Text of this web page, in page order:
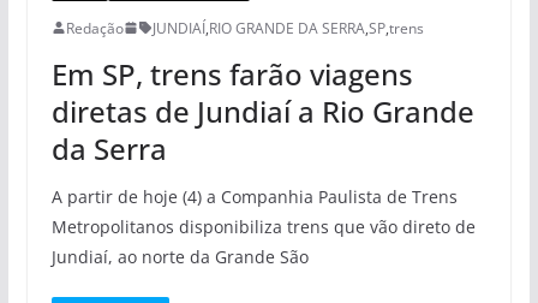
Redação JUNDIAÍ,RIO GRANDE DA SERRA,SP,trens
Em SP, trens farão viagens
diretas de Jundiaí a Rio Grande
da Serra
A partir de hoje (4) a Companhia Paulista de Trens
Metropolitanos disponibiliza trens que vão direto de
Jundiaí, ao norte da Grande São